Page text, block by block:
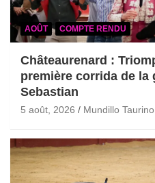
AOÛT COMPTE RENDU
Châteaurenard :
première corrida de la
Sebastian
5 août, 2026 Mundillo Taurino